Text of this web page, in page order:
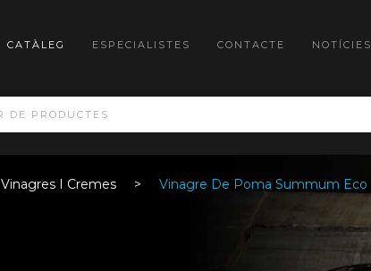
CATÀLEG ESPECIALISTES CONTACTE NOTÍCIES
Vinagres I Cremes Vinagre De Poma Summum Eco